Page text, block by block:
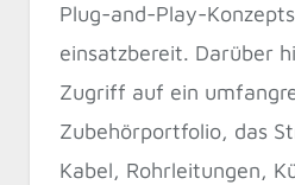
Plug-and-Play-
einsatzbereit. Darüber
Zugriff auf ein
Zubehörportfolio, das
Kabel, Rohrleitungen,